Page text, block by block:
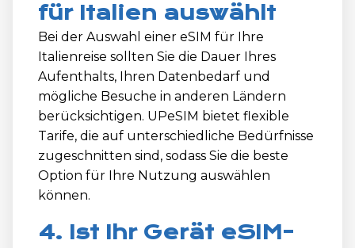
für Italien auswählt
Bei der Auswahl einer eSIM für Ihre
Italienreise sollten Sie die Dauer Ihres
Aufenthalts, Ihren Datenbedarf und
mögliche Besuche in anderen Ländern
berücksichtigen. UPeSIM bietet flexible
Tarife, die auf unterschiedliche Bedürfnisse
zugeschnitten sind, sodass Sie die beste
Option für Ihre Nutzung auswählen
können.
4. Ist Ihr Gerät eSIM-